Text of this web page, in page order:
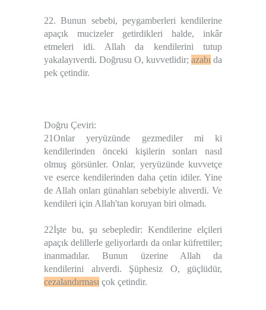
22. Bunun sebebi, peygamberleri kendilerine
apaçık mucizeler getirdikleri halde, inkâr
etmeleri idi. Allah da kendilerini tutup
yakalayıverdi. Doğrusu O, kuvvetlidir; azabı da
pek çetindir.
Doğru Çeviri:
21Onlar yeryüzünde gezmediler mi ki
kendilerinden önceki kişilerin sonları nasıl
olmuş görsünler. Onlar, yeryüzünde kuvvetçe
ve eserce kendilerinden daha çetin idiler. Yine
de Allah onları günahları sebebiyle alıverdi. Ve
kendileri için Allah'tan koruyan biri olmadı.
22İşte bu, şu sebepledir: Kendilerine elçileri
apaçık delillerle geliyorlardı da onlar küfrettiler;
inanmadılar. Bunun üzerine Allah da
kendilerini alıverdi. Şüphesiz O, güçlüdür,
cezalandırması çok çetindir.